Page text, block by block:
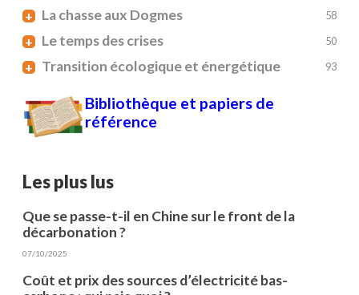
+ La chasse aux Dogmes 58
+ Le temps des crises 50
+ Transition écologique et énergétique 93
Bibliothèque et papiers de
référence
Les plus lus
Que se passe-t-il en Chine sur le front de la
décarbonation ?
07/10/2025
Coût et prix des sources d’électricité bas-